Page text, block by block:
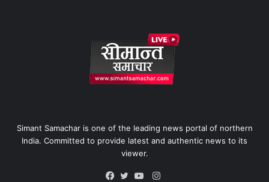
Simant Samachar is one of the leading news portal of northern
India. Committed to provide latest and authentic news to its
viewer.
Instagram